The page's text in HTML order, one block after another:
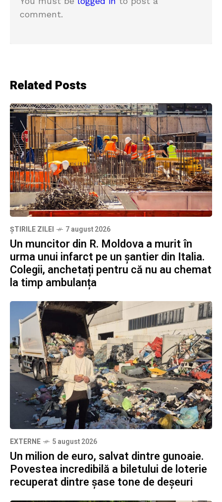
comment.
Related Posts
ȘTIRILE ZILEI 7 august 2026
Un muncitor din R. Moldova a murit în
urma unui infarct pe un șantier din Italia.
Colegii, anchetați pentru că nu au chemat
la timp ambulanța
EXTERNE 5 august 2026
Un milion de euro, salvat dintre gunoaie.
Povestea incredibilă a biletului de loterie
recuperat dintre șase tone de deșeuri